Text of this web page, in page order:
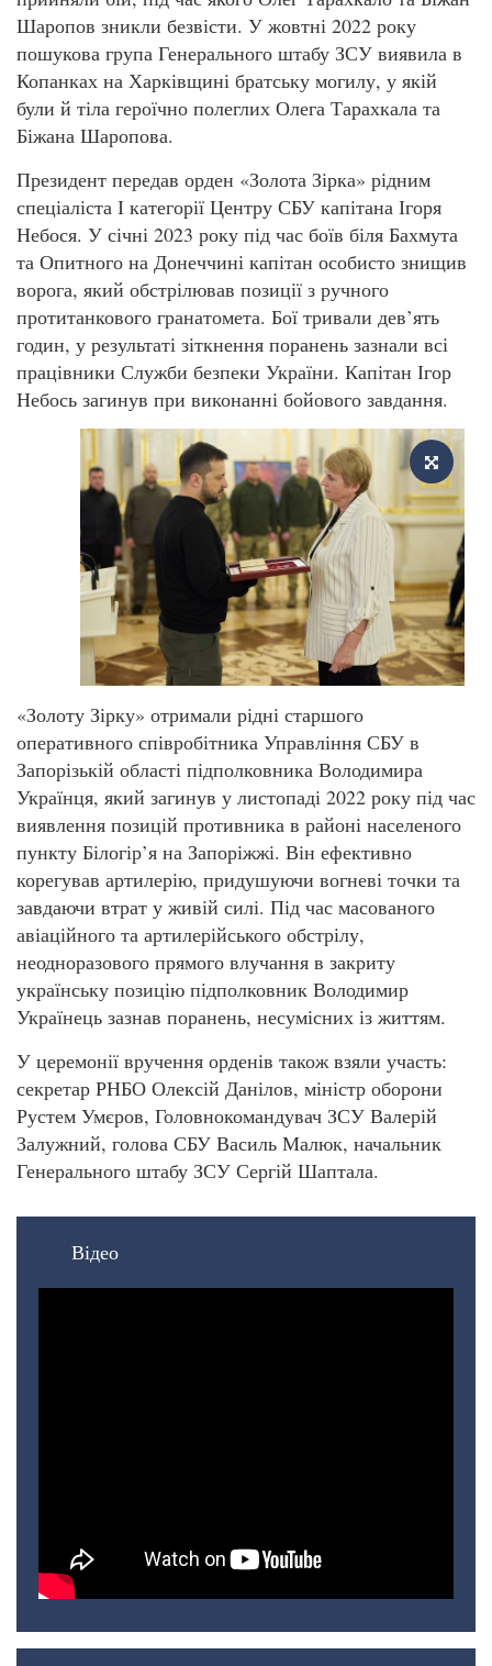
Шаропов зникли безвісти. У жовтні 2022 року
пошукова група Генерального штабу ЗСУ виявила в
Копанках на Харківщині братську могилу, у якій
були й тіла героїчно полеглих Олега Тарахкала та
Біжана Шаропова.
Президент передав орден «Золота Зірка» рідним
спеціаліста І категорії Центру СБУ капітана Ігоря
Небося. У січні 2023 року під час боїв біля Бахмута
та Опитного на Донеччині капітан особисто знищив
ворога, який обстрілював позиції з ручного
протитанкового гранатомета. Бої тривали дев’ять
годин, у результаті зіткнення поранень зазнали всі
працівники Служби безпеки України. Капітан Ігор
Небось загинув при виконанні бойового завдання.
«Золоту Зірку» отримали рідні старшого
оперативного співробітника Управління СБУ в
Запорізькій області підполковника Володимира
Українця, який загинув у листопаді 2022 року під час
виявлення позицій противника в районі населеного
пункту Білогір’я на Запоріжжі. Він ефективно
корегував артилерію, придушуючи вогневі точки та
завдаючи втрат у живій силі. Під час масованого
авіаційного та артилерійського обстрілу,
неодноразового прямого влучання в закриту
українську позицію підполковник Володимир
Українець зазнав поранень, несумісних із життям.
У церемонії вручення орденів також взяли участь:
секретар РНБО Олексій Данілов, міністр оборони
Рустем Умєров, Головнокомандувач ЗСУ Валерій
Залужний, голова СБУ Василь Малюк, начальник
Генерального штабу ЗСУ Сергій Шаптала.
Відео